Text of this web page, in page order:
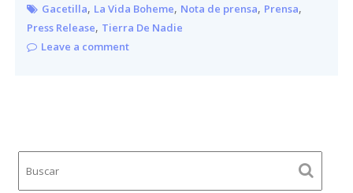
Gacetilla, La Vida Boheme, Nota de prensa, Prensa,
Press Release, Tierra De Nadie
Leave a comment